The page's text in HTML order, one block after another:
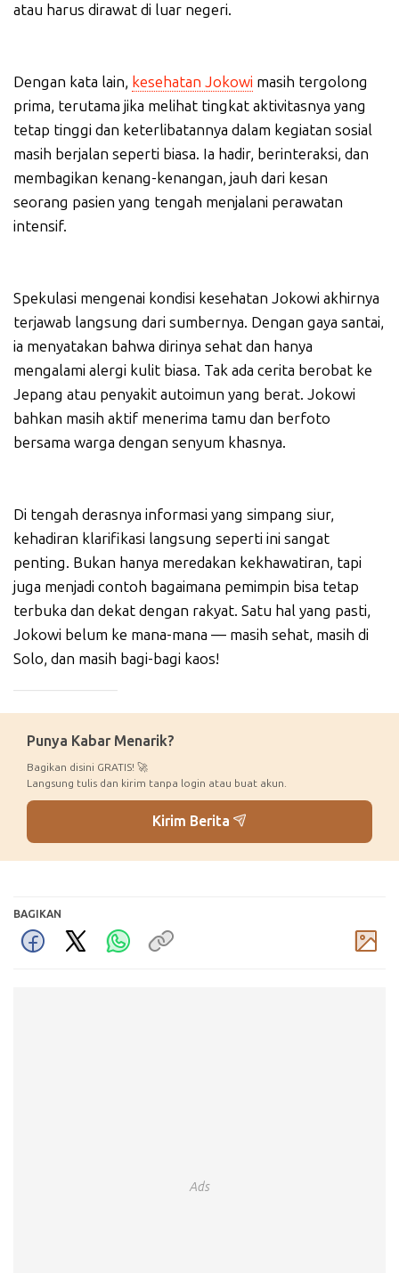
atau harus dirawat di luar negeri.
Dengan kata lain, kesehatan Jokowi masih tergolong
prima, terutama jika melihat tingkat aktivitasnya yang
tetap tinggi dan keterlibatannya dalam kegiatan sosial
masih berjalan seperti biasa. Ia hadir, berinteraksi, dan
membagikan kenang-kenangan, jauh dari kesan
seorang pasien yang tengah menjalani perawatan
intensif.
Spekulasi mengenai kondisi kesehatan Jokowi akhirnya
terjawab langsung dari sumbernya. Dengan gaya santai,
ia menyatakan bahwa dirinya sehat dan hanya
mengalami alergi kulit biasa. Tak ada cerita berobat ke
Jepang atau penyakit autoimun yang berat. Jokowi
bahkan masih aktif menerima tamu dan berfoto
bersama warga dengan senyum khasnya.
Di tengah derasnya informasi yang simpang siur,
kehadiran klarifikasi langsung seperti ini sangat
penting. Bukan hanya meredakan kekhawatiran, tapi
juga menjadi contoh bagaimana pemimpin bisa tetap
terbuka dan dekat dengan rakyat. Satu hal yang pasti,
Jokowi belum ke mana-mana — masih sehat, masih di
Solo, dan masih bagi-bagi kaos!
Punya Kabar Menarik?
Bagikan disini GRATIS! 🚀
Langsung tulis dan kirim tanpa login atau buat akun.
Kirim Berita
BAGIKAN
Ads